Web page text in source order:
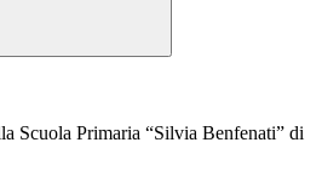
Scuola Primaria “Silvia Benfenati” di